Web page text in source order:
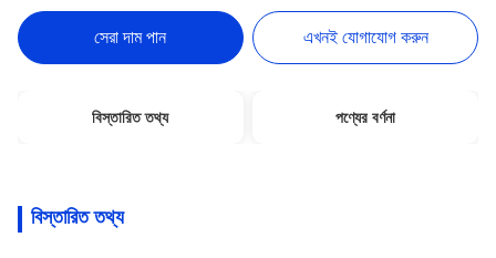
সেরা দাম পান এখনই যোগাযোগ করুন
বিস্তারিত তথ্য পণ্যের বর্ণনা
বিস্তারিত তথ্য